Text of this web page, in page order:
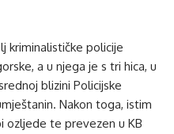
kriminalističke policije
a u njega je s tri hica, u
blizini Policijske
Nakon toga, istim
ozljede te prevezen u KB